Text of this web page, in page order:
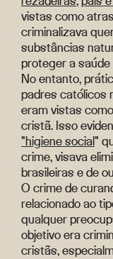
vistas como
criminalizava
substâncias
proteger a saúde
No entanto,
padres católicos
eram vistas
cristã. Isso
"higiene social"
crime, visava
brasileiras e de
O crime de
relacionado ao
qualquer
objetivo era
cristãs,